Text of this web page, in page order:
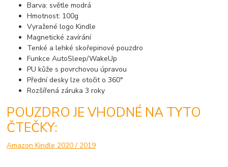
Barva: světle modrá
Hmotnost: 100g
Vyražené logo Kindle
Magnetické zavírání
Tenké a lehké skořepinové pouzdro
Funkce AutoSleep/WakeUp
PU kůže s povrchovou úpravou
Přední desky lze otočit o 360°
Rozšířená záruka 3 roky
POUZDRO JE VHODNÉ NA TYTO
ČTEČKY:
Amazon Kindle 2020 / 2019